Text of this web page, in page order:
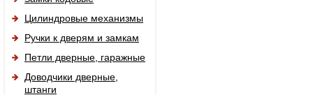
Цилиндровые механизмы
Ручки к дверям и замкам
Петли дверные, гаражные
Доводчики дверные,
штанги